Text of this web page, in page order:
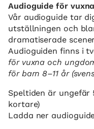
Audioguide för
Vår audioguide tar
utställningen och
dramatiserade
Audioguiden finns i
för vuxna och
för barn 8–11 år
Speltiden är
kortare)
Ladda ner